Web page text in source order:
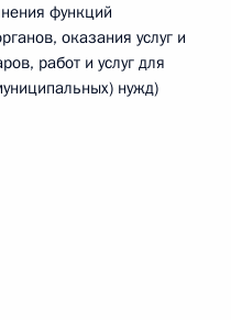
функций
оказания услуг и
работ и услуг для
нужд)